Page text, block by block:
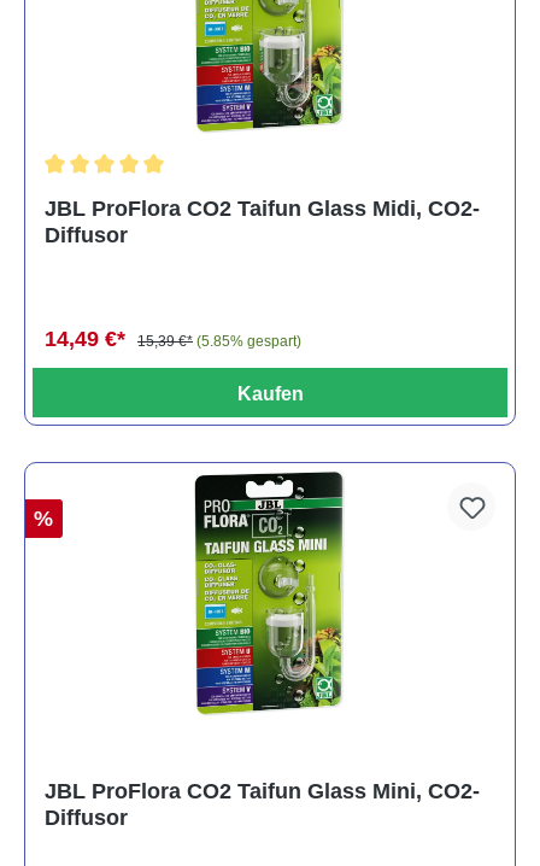
JBL ProFlora CO2 Taifun Glass Midi, CO2-
Diffusor
14,49 €* 15,39 €* (5.85% gespart)
Kaufen
%
JBL ProFlora CO2 Taifun Glass Mini, CO2-
Diffusor